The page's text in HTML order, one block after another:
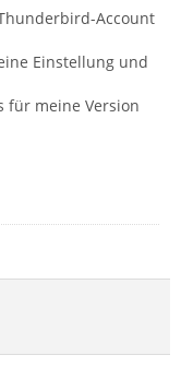
Account
Einstellung und
für meine Version